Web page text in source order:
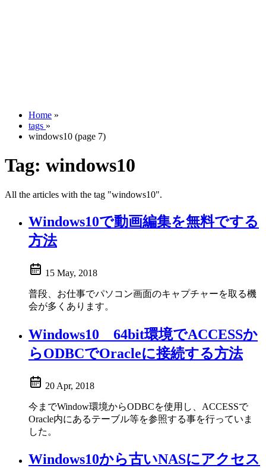
Home »
tags »
windows10 (page 7)
Tag: windows10
All the articles with the tag "windows10".
Windows10で動画編集を無料でする
方法
15 May, 2018
普段、お仕事でパソコン画面のキャプチャーを取る機
会が多くあります。
Windows10 64bit環境でACCESSか
らODBCでOracleに接続する方法
20 Apr, 2018
今までWindow環境からODBCを使用し、ACCESSで
Oracle内にあるテーブル等を参照する事を行っていま
した。
Windows10から古いNASにアクセス